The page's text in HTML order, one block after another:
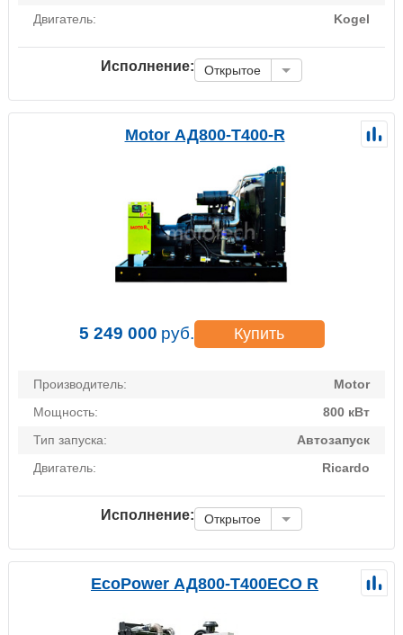
Двигатель:
Kogel
Исполнение: Открытое
Motor АД800-Т400-R
5 249 000 руб. Купить
Производитель:
Motor
Мощность:
800 кВт
Тип запуска:
Автозапуск
Двигатель:
Ricardo
Исполнение: Открытое
EcoPower АД800-T400ECO R